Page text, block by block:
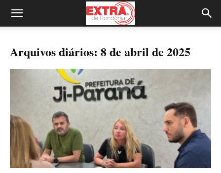
Arquivos diários: 8 de abril de 2025